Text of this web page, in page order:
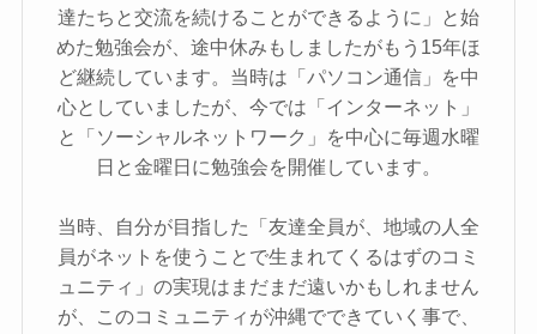
達たちと交流を続けることができるように」と始
めた勉強会が、途中休みもしましたがもう15年ほ
ど継続しています。当時は「パソコン通信」を中
心としていましたが、今では「インターネット」
と「ソーシャルネットワーク」を中心に毎週水曜
日と金曜日に勉強会を開催しています。
当時、自分が目指した「友達全員が、地域の人全
員がネットを使うことで生まれてくるはずのコミ
ュニティ」の実現はまだまだ遠いかもしれません
が、このコミュニティが沖縄でできていく事で、